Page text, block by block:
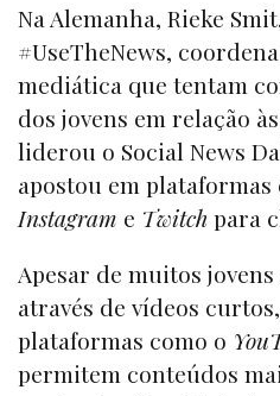
Na Alemanha, Rieke
#UseTheNews,
mediática que tentam
dos jovens em relação
liderou o Social News
apostou em plataformas
Instagram e Twitch para
Apesar de muitos
através de vídeos
plataformas como o
permitem conteúdos